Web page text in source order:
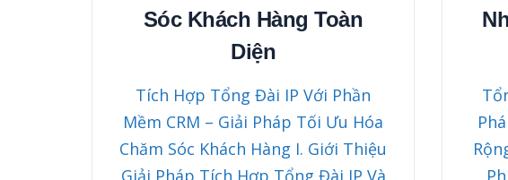
Sóc Khách Hàng Toàn
Diện
Tích Hợp Tổng Đài IP Với Phần
Mềm CRM – Giải Pháp Tối Ưu Hóa
Chăm Sóc Khách Hàng I. Giới Thiệu
Giải Pháp Tích Hợp Tổng Đài IP Và